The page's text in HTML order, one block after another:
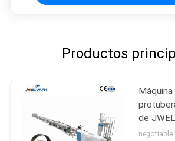
Productos
Máquina
de
negotiable